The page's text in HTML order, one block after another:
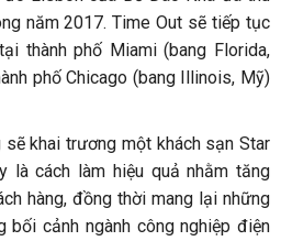
năm 2017. Time Out sẽ tiếp tục
thành phố Miami (bang Florida,
phố Chicago (bang Illinois, Mỹ)
khai trương một khách sạn Star
là cách làm hiệu quả nhằm tăng
hàng, đồng thời mang lại những
bối cảnh ngành công nghiệp điện